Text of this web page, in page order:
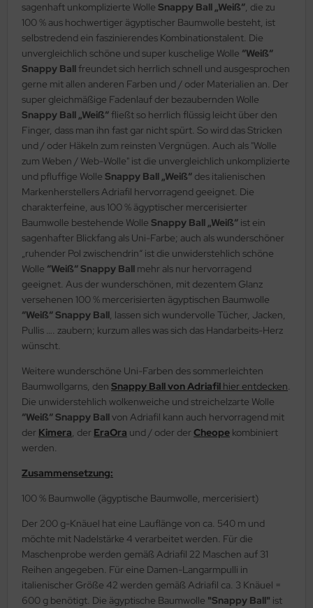
sagenhaft unkomplizierte Wolle Snappy Ball „Weiß“, die zu
100 % aus hochwertiger ägyptischer Baumwolle besteht, ist
selbstredend ein faszinierendes Kombinationstalent. Die
unvergleichlich schöne und super kuschelige Wolle “Weiß“
Snappy Ballfreundet sich herrlich schnell und ausgesprochen
gerne mit allen anderen Farben und / oder Materialien an. Der
super gleichmäßige Fadenlauf der bezaubernden Wolle
Snappy Ball „Weiß“fließt so herrlich flüssig leicht über den
Finger, dass man ihn fast gar nicht spürt. So wird das Stricken
und / oder Häkeln zum reinsten Vergnügen. Auch als "Wolle
zum Weben / Web-Wolle" ist die unvergleichlich unkomplizierte
und pfluffige Wolle Snappy Ball „Weiß“ des italienischen
Markenherstellers Adriafil hervorragend geeignet. Die
charakterfeine, aus 100 % ägyptischer mercerisierter
Baumwolle bestehende Wolle Snappy Ball „Weiß“ ist ein
sagenhafter Blickfang als Uni-Farbe; auch als wunderschöner
„ruhender Pol zwischendrin“ ist die unwiderstehlich schöne
Wolle “Weiß“ Snappy Ball mehr als nur hervorragend
geeignet. Aus der wunderschönen, mit dezentem Glanz
versehenen 100 % mercerisierten ägyptischen Baumwolle
“Weiß“ Snappy Ball, lassen sich wundervolle Tücher, Jacken,
Pullis …. zaubern; kurzum alles was sich das Handarbeits-Herz
wünscht.
Weitere wunderschöne Uni-Farben des sommerleichten
Baumwollgarns, den Snappy Ball von Adriafil hier entdecken.
Die unwiderstehlich wolkenweiche und streichelzarte Wolle
“Weiß“ Snappy Ballvon Adriafil kann auch hervorragend mit
der Kimera, der EraOra und / oder der Cheope kombiniert
werden.
Zusammensetzung:
100 % Baumwolle (ägyptische Baumwolle, mercerisiert)
Der 200 g-Knäuel hat eine Lauflänge von ca. 540 m und
möchte mit Nadelstärke 4 verarbeitet werden. Für die
Maschenprobe werden gemäß Adriafil 22 Maschen auf 31
Reihen angegeben. Für eine Damen-Langarmpulli in
italienischer Größe 42 werden gemäß Adriafil ca. 3 Knäuel =
600 g benötigt. Die ägyptische Baumwolle "Snappy Ball" ist